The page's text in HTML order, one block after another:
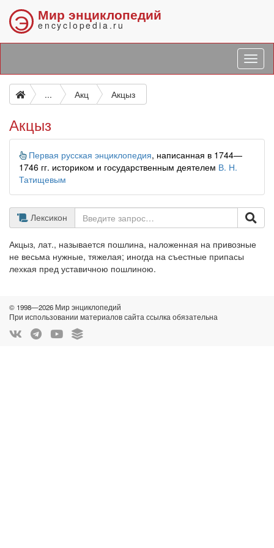
Э Мир энциклопедий
encyclopedia.ru
... Акц Акцыз
Акцыз
Информация
Первая русская энциклопедия, написанная в 1744—
1746 гг. историком и государственным деятелем В. Н.
Татищевым
Лексикон
Акцыз, лат., называется пошлина, наложенная на привозные
не весьма нужные, тяжелая; иногда на съестные припасы
лехкая пред уставичною пошлиною.
© 1998—2026 Мир энциклопедий
При использовании материалов сайта ссылка обязательна